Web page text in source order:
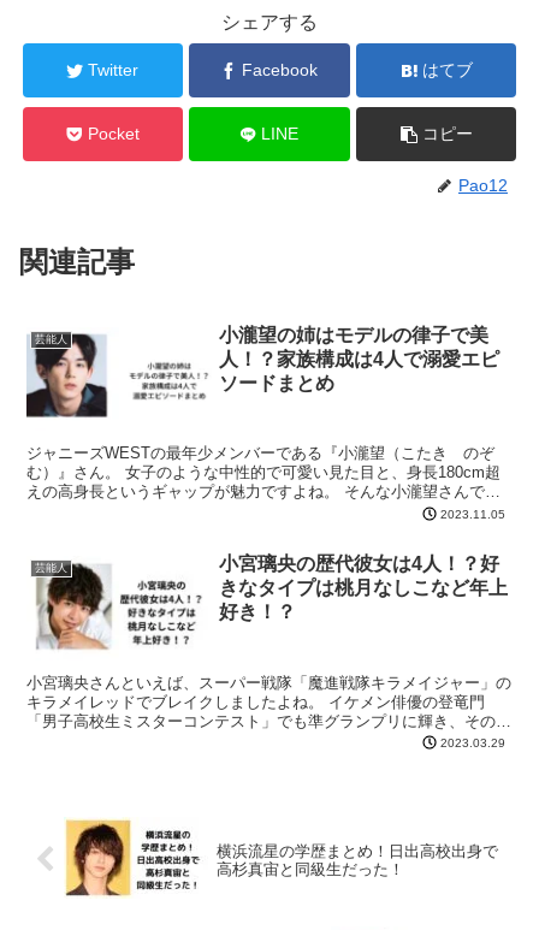
シェアする
Twitter Facebook はてブ
Pocket LINE コピー
Pao12
関連記事
芸能人
小瀧望の姉はモデルの律子で美
人！？家族構成は4人で溺愛エピ
ソードまとめ
ジャニーズWESTの最年少メンバーである『小瀧望（こたき のぞ
む）』さん。 女子のような中性的で可愛い見た目と、身長180cm超
えの高身長というギャップが魅力ですよね。 そんな小瀧望さんです
が、実はお姉さんが美人！と話題になっているようなん... 2023.11.05
芸能人
小宮璃央の歴代彼女は4人！？好
きなタイプは桃月なしこなど年上
好き！？
小宮璃央さんといえば、スーパー戦隊「魔進戦隊キラメイジャー」の
キラメイレッドでブレイクしましたよね。 イケメン俳優の登竜門
「男子高校生ミスターコンテスト」でも準グランプリに輝き、そのイ
ケメンっぷりは誰もが認めるところです。 そんな小宮璃央さ...2023.03.29
横浜流星の学歴まとめ！日出高校出身で
高杉真宙と同級生だった！